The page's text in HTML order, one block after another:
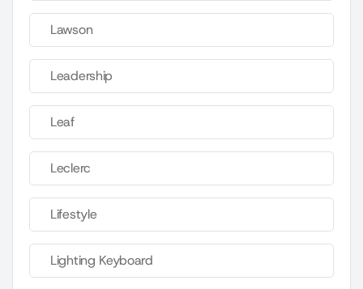
Lawson
Leadership
Leaf
Leclerc
Lifestyle
Lighting Keyboard